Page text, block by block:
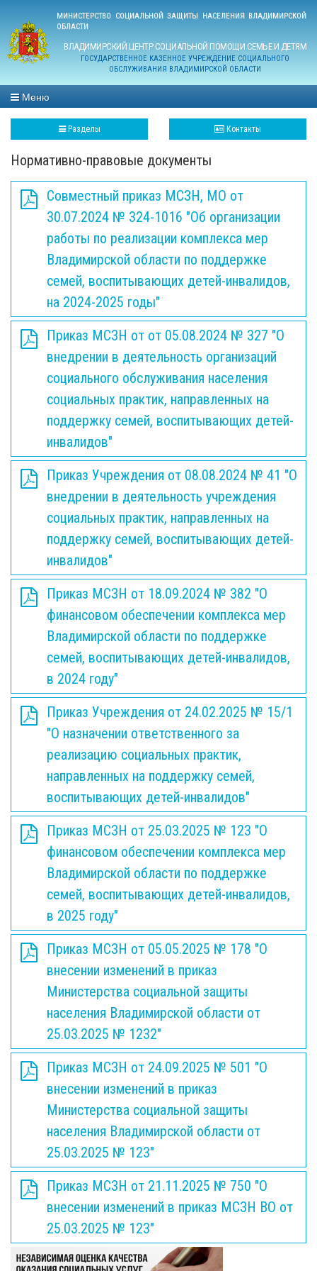
МИНИСТЕРСТВО СОЦИАЛЬНОЙ ЗАЩИТЫ НАСЕЛЕНИЯ ВЛАДИМИРСКОЙ
ОБЛАСТИ
ВЛАДИМИРСКИЙ ЦЕНТР СОЦИАЛЬНОЙ ПОМОЩИ СЕМЬЕ И ДЕТЯМ
ГОСУДАРСТВЕННОЕ КАЗЕННОЕ УЧРЕЖДЕНИЕ СОЦИАЛЬНОГО
ОБСЛУЖИВАНИЯ ВЛАДИМИРСКОЙ ОБЛАСТИ
Меню
Разделы Контакты
Нормативно-правовые документы
Совместный приказ МСЗН, МО от
30.07.2024 № 324-1016 "Об организации
работы по реализации комплекса мер
Владимирской области по поддержке
семей, воспитывающих детей-инвалидов,
на 2024-2025 годы"
Приказ МСЗН от от 05.08.2024 № 327 "О
внедрении в деятельность организаций
социального обслуживания населения
социальных практик, направленных на
поддержку семей, воспитывающих детей-
инвалидов"
Приказ Учреждения от 08.08.2024 № 41 "О
внедрении в деятельность учреждения
социальных практик, направленных на
поддержку семей, воспитывающих детей-
инвалидов"
Приказ МСЗН от 18.09.2024 № 382 "О
финансовом обеспечении комплекса мер
Владимирской области по поддержке
семей, воспитывающих детей-инвалидов,
в 2024 году"
Приказ Учреждения от 24.02.2025 № 15/1
"О назначении ответственного за
реализацию социальных практик,
направленных на поддержку семей,
воспитывающих детей-инвалидов"
Приказ МСЗН от 25.03.2025 № 123 "О
финансовом обеспечении комплекса мер
Владимирской области по поддержке
семей, воспитывающих детей-инвалидов,
в 2025 году"
Приказ МСЗН от 05.05.2025 № 178 "О
внесении изменений в приказ
Министерства социальной защиты
населения Владимирской области от
25.03.2025 № 1232"
Приказ МСЗН от 24.09.2025 № 501 "О
внесении изменений в приказ
Министерства социальной защиты
населения Владимирской области от
25.03.2025 № 123"
Приказ МСЗН от 21.11.2025 № 750 "О
внесении изменений в приказ МСЗН ВО от
25.03.2025 № 123"